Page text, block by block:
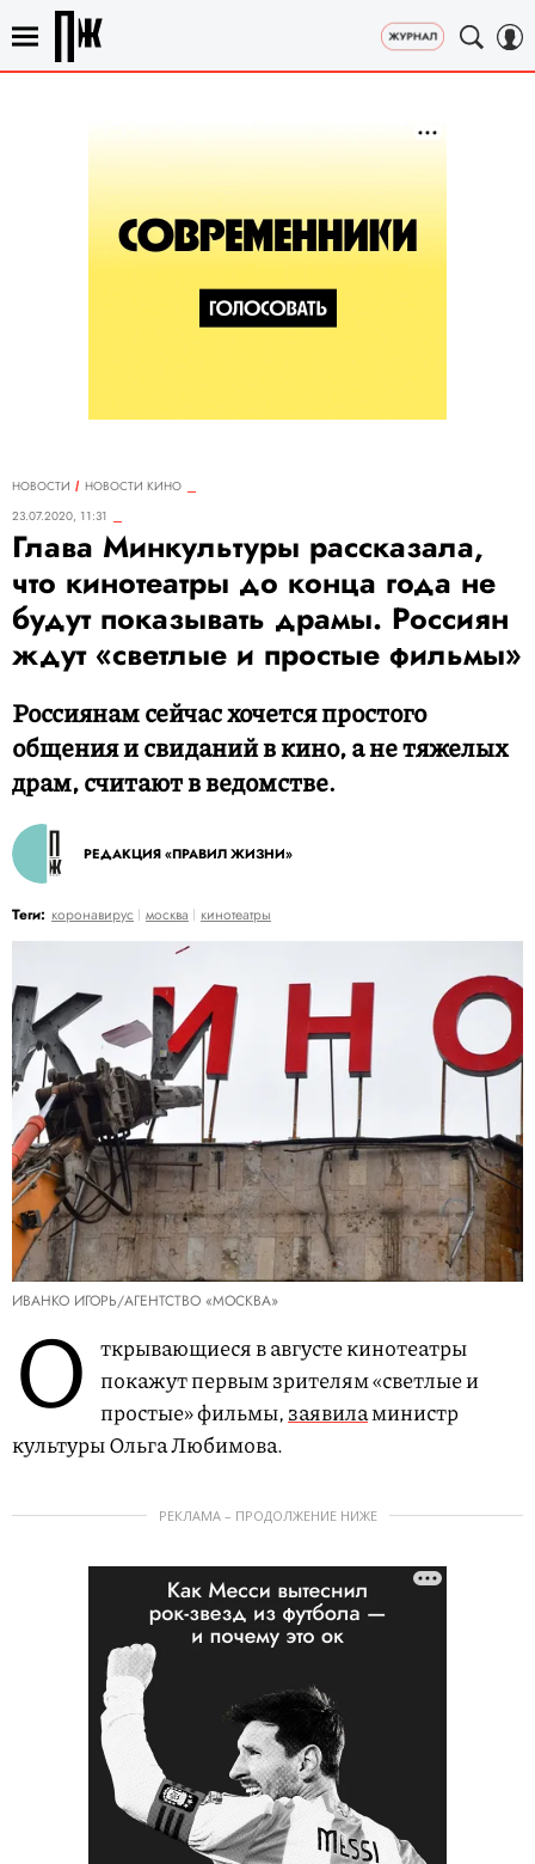
НОВОСТИ
НОВОСТИ КИНО
23.07.2020, 11:31
Глава Минкультуры рассказала,
что кинотеатры до конца года не
будут показывать драмы. Россиян
ждут «светлые и простые фильмы»
Россиянам сейчас хочется простого
общения и свиданий в кино, а не тяжелых
драм, считают в ведомстве.
РЕДАКЦИЯ «ПРАВИЛ ЖИЗНИ»
Теги: коронавирус москва кинотеатры
ИВАНКО ИГОРЬ/АГЕНТСТВО «МОСКВА»
О ткрывающиеся в августе кинотеатры
покажут первым зрителям «светлые и
простые» фильмы,заявиламинистр
культуры Ольга Любимова.
РЕКЛАМА – ПРОДОЛЖЕНИЕ НИЖЕ